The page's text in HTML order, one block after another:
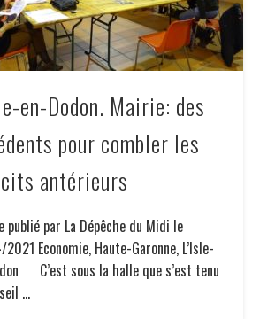
en-Dodon. Mairie: des
pour combler les
antérieurs
publié par La Dépêche du Midi le
Economie, Haute-Garonne, L’Isle-
C’est sous la halle que s’est tenu
…